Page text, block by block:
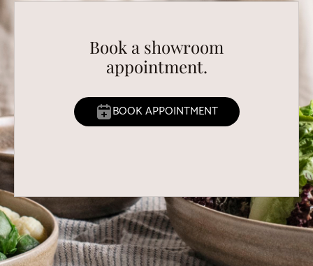
Book a showroom
appointment.
BOOK APPOINTMENT